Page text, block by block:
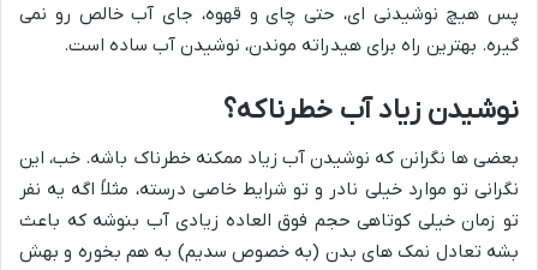
پس هیچ نوشیدنی ای، حتی چای و قهوه، جای آب خالص رو نمی
گیره. بهترین راه برای هیدراته موندن، نوشیدن آب ساده است.
نوشیدن زیاد آب خطرناکه؟
بعضی ها نگرانن که نوشیدن آب زیاد ممکنه خطرناک باشه. خب، این
نگرانی تو موارد خیلی نادر و تو شرایط خاصی درسته، مثلاً اگه یه نفر
تو زمان خیلی کوتاهی حجم فوق العاده زیادی آب بنوشه که باعث
بشه تعادل نمک های بدن (به خصوص سدیم) به هم بخوره و بهش